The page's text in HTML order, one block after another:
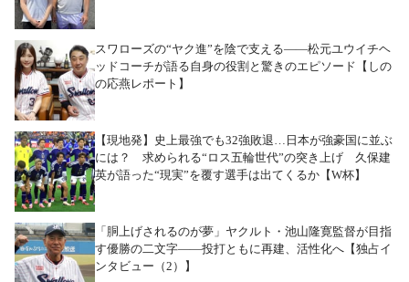
スワローズの“ヤク進”を陰で支える――松元ユウイチヘ
ッドコーチが語る自身の役割と驚きのエピソード【しの
の応燕レポート】
【現地発】史上最強でも32強敗退…日本が強豪国に並ぶ
には？ 求められる“ロス五輪世代”の突き上げ 久保建
英が語った“現実”を覆す選手は出てくるか【W杯】
「胴上げされるのが夢」ヤクルト・池山隆寛監督が目指
す優勝の二文字――投打ともに再建、活性化へ【独占イ
ンタビュー（2）】